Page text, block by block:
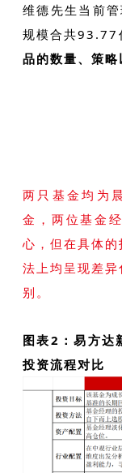
维德先生当前
规模合共93.77
品的数量、策
两只基金均为
金，两位基金
心，但在具体
法上均呈现差
别。
图表2：易方达
投资流程对比